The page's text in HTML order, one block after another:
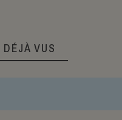
DÉJÀ VUS